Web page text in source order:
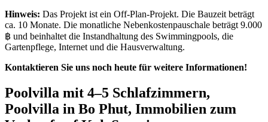
Hinweis: Das Projekt ist ein Off-Plan-Projekt. Die Bauzeit beträgt
ca. 10 Monate. Die monatliche Nebenkostenpauschale beträgt 9.000
฿ und beinhaltet die Instandhaltung des Swimmingpools, die
Gartenpflege, Internet und die Hausverwaltung.
Kontaktieren Sie uns noch heute für weitere Informationen!
Poolvilla mit 4–5 Schlafzimmern,
Poolvilla in Bo Phut, Immobilien zum